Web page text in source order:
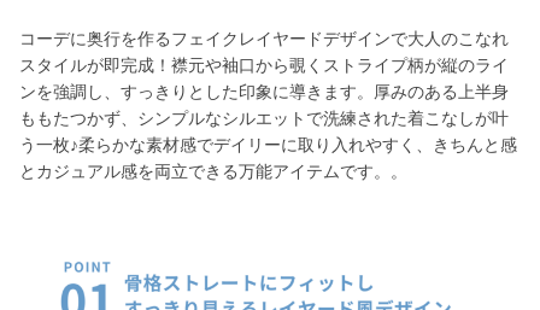
コーデに奥行を作るフェイクレイヤードデザインで大人のこなれ
スタイルが即完成！襟元や袖口から覗くストライプ柄が縦のライ
ンを強調し、すっきりとした印象に導きます。厚みのある上半身
ももたつかず、シンプルなシルエットで洗練された着こなしが叶
う一枚♪柔らかな素材感でデイリーに取り入れやすく、きちんと感
とカジュアル感を両立できる万能アイテムです。。